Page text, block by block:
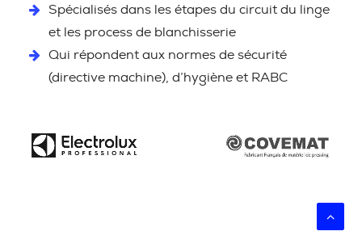
Spécialisés dans les étapes du circuit du linge
et les process de blanchisserie
Qui répondent aux normes de sécurité
(directive machine), d’hygiène et RABC